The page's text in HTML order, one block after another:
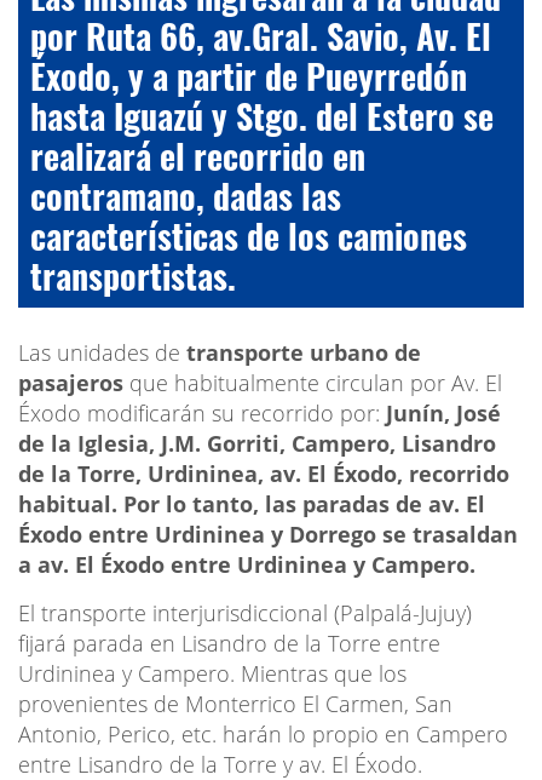
por Ruta 66, av.Gral. Savio, Av. El
Éxodo, y a partir de Pueyrredón
hasta Iguazú y Stgo. del Estero se
realizará el recorrido en
contramano, dadas las
características de los camiones
transportistas.
Las unidades de transporte urbano de
pasajeros que habitualmente circulan por Av. El
Éxodo modificarán su recorrido por: Junín, José
de la Iglesia, J.M. Gorriti, Campero, Lisandro
de la Torre, Urdininea, av. El Éxodo, recorrido
habitual. Por lo tanto, las paradas de av. El
Éxodo entre Urdininea y Dorrego se trasaldan
a av. El Éxodo entre Urdininea y Campero.
El transporte interjurisdiccional (Palpalá-Jujuy)
fijará parada en Lisandro de la Torre entre
Urdininea y Campero. Mientras que los
provenientes de Monterrico El Carmen, San
Antonio, Perico, etc. harán lo propio en Campero
entre Lisandro de la Torre y av. El Éxodo.